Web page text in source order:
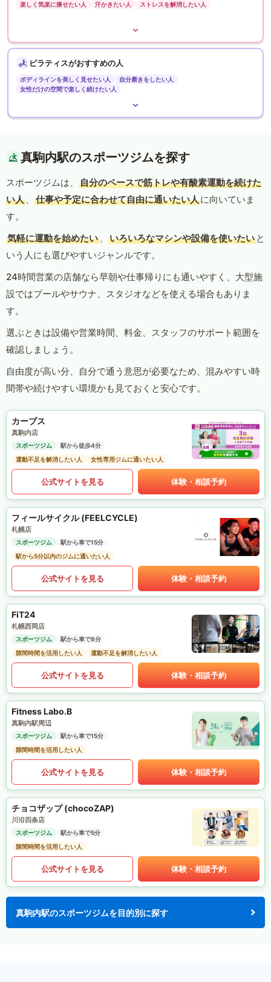
楽しく気楽に痩せたい人 汗かきたい人 ストレスを解消したい人
ピラティスがおすすめの人
ボディラインを美しく見せたい人
自分磨きをしたい人
女性だけの空間で楽しく続けたい人
真駒内駅のスポーツジムを探す
スポーツジムは、
自分のペースで筋トレや有酸素運動を続けた
い人 、 仕事や予定に合わせて自由に通いたい人に向いていま
す。
気軽に運動を始めたい 、 いろいろなマシンや設備を使いたい と
いう人にも選びやすいジャンルです。
24時間営業の店舗なら早朝や仕事帰りにも通いやすく、大型施
設ではプールやサウナ、スタジオなどを使える場合もありま
す。
選ぶときは設備や営業時間、料金、スタッフのサポート範囲を
確認しましょう。
自由度が高い分、自分で通う意思が必要なため、混みやすい時
間帯や続けやすい環境かも見ておくと安心です。
カーブス
真駒内店
スポーツジム
駅から徒歩4分
運動不足を解消したい人
女性専用ジムに通いたい人
公式サイトを見る 体験・相談予約
フィールサイクル (FEELCYCLE)
札幌店
スポーツジム
駅から車で15分
駅から5分以内のジムに通いたい人
公式サイトを見る 体験・相談予約
FiT24
札幌西岡店
スポーツジム
駅から車で8分
隙間時間を活用したい人
運動不足を解消したい人
公式サイトを見る 体験・相談予約
Fitness Labo.B
真駒内駅周辺
スポーツジム
駅から車で15分
隙間時間を活用したい人
公式サイトを見る 体験・相談予約
チョコザップ (chocoZAP)
川沿四条店
スポーツジム
駅から車で5分
隙間時間を活用したい人
公式サイトを見る 体験・相談予約
真駒内駅のスポーツジムを目的別に探す